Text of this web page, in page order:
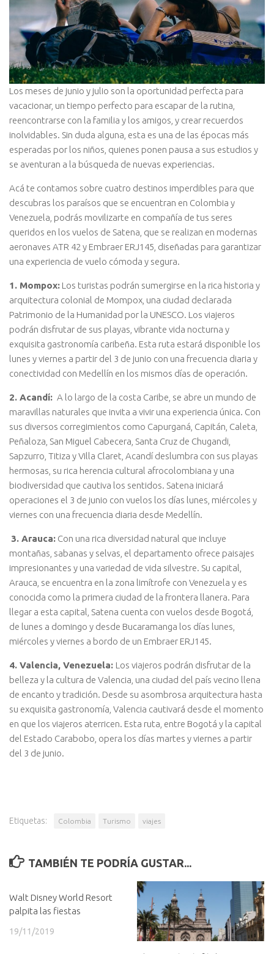
Los meses de junio y julio son la oportunidad perfecta para
vacacionar, un tiempo perfecto para escapar de la rutina,
reencontrarse con la familia y los amigos, y crear recuerdos
inolvidables. Sin duda alguna, esta es una de las épocas más
esperadas por los niños, quienes ponen pausa a sus estudios y
se aventuran a la búsqueda de nuevas experiencias.
Acá te contamos sobre cuatro destinos imperdibles para que
descubras los paraísos que se encuentran en Colombia y
Venezuela, podrás movilizarte en compañía de tus seres
queridos en los vuelos de Satena, que se realizan en modernas
aeronaves ATR 42 y Embraer ERJ145, diseñadas para garantizar
una experiencia de vuelo cómoda y segura.
1. Mompox: Los turistas podrán sumergirse en la rica historia y
arquitectura colonial de Mompox, una ciudad declarada
Patrimonio de la Humanidad por la UNESCO. Los viajeros
podrán disfrutar de sus playas, vibrante vida nocturna y
exquisita gastronomía caribeña. Esta ruta estará disponible los
lunes y viernes a partir del 3 de junio con una frecuencia diaria y
conectividad con Medellín en los mismos días de operación.
2. Acandí: A lo largo de la costa Caribe, se abre un mundo de
maravillas naturales que invita a vivir una experiencia única. Con
sus diversos corregimientos como Capurganá, Capitán, Caleta,
Peñaloza, San Miguel Cabecera, Santa Cruz de Chugandi,
Sapzurro, Titiza y Villa Claret, Acandí deslumbra con sus playas
hermosas, su rica herencia cultural afrocolombiana y una
biodiversidad que cautiva los sentidos. Satena iniciará
operaciones el 3 de junio con vuelos los días lunes, miércoles y
viernes con una frecuencia diaria desde Medellín.
3. Arauca: Con una rica diversidad natural que incluye
montañas, sabanas y selvas, el departamento ofrece paisajes
impresionantes y una variedad de vida silvestre. Su capital,
Arauca, se encuentra en la zona limítrofe con Venezuela y es
conocida como la primera ciudad de la frontera llanera. Para
llegar a esta capital, Satena cuenta con vuelos desde Bogotá,
de lunes a domingo y desde Bucaramanga los días lunes,
miércoles y viernes a bordo de un Embraer ERJ145.
4. Valencia, Venezuela: Los viajeros podrán disfrutar de la
belleza y la cultura de Valencia, una ciudad del país vecino llena
de encanto y tradición. Desde su asombrosa arquitectura hasta
su exquisita gastronomía, Valencia cautivará desde el momento
en que los viajeros aterricen. Esta ruta, entre Bogotá y la capital
del Estado Carabobo, opera los días martes y viernes a partir
del 3 de junio.
Etiquetas: Colombia Turismo viajes
TAMBIÉN TE PODRÍA GUSTAR...
Walt Disney World Resort
palpita las fiestas
19/11/2019